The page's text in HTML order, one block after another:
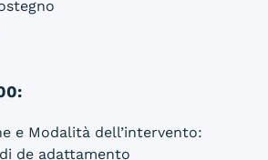
e Modalità dell’intervento:
de adattamento